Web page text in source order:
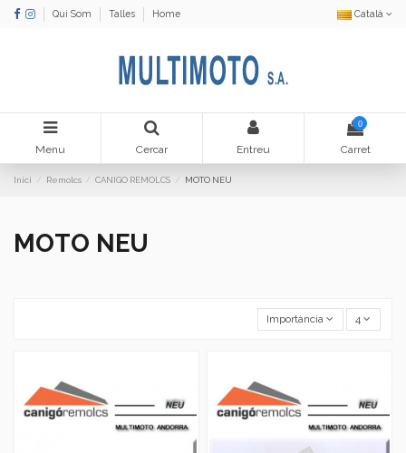
Qui Som Talles Home Català
Menu Cercar Entreu
0
Carret
Inici Remolcs CANIGO REMOLCS MOTO NEU
MOTO NEU
Importància 4